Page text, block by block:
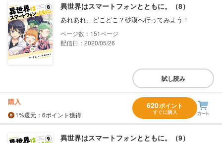
異世界はスマートフォンとともに。（8）
あれあれ、どこどこ？砂漠へ行ってみよう！
151
配信日：2020/05/26
試し読み
購入
1%還元 ：6ポイント獲得
620ポイント
すぐに購入
異世界はスマートフォンとともに。（9）